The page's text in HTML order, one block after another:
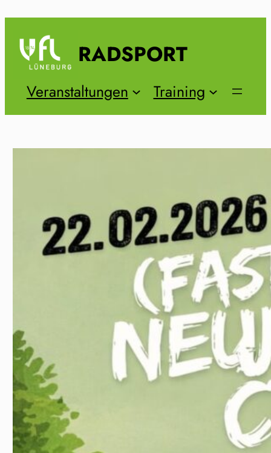
springen
RADSPORT
Veranstaltungen Training